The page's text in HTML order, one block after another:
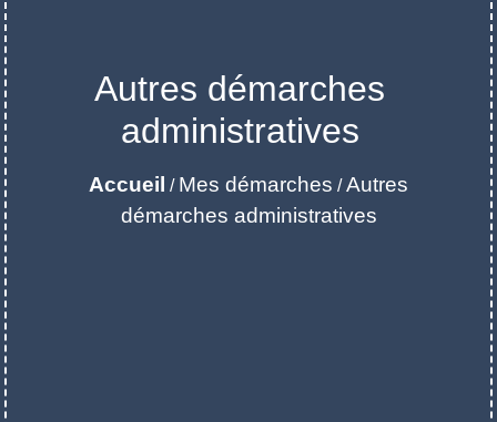
Autres démarches
administratives
Accueil / Mes démarches /Autres
démarches administratives